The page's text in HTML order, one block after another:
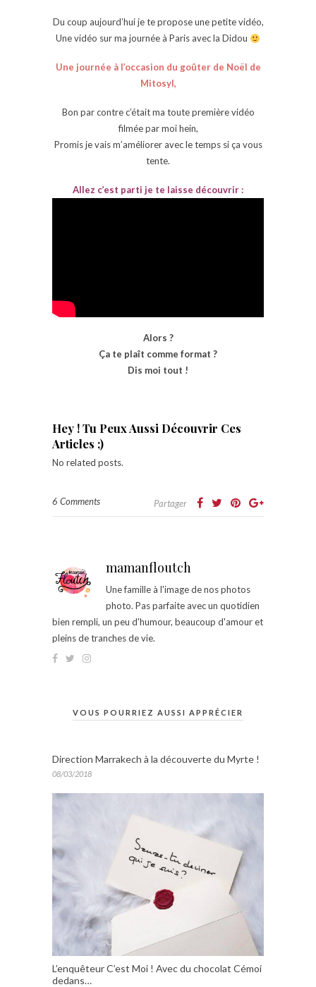
Du coup aujourd’hui je te propose une petite vidéo,
Une vidéo sur ma journée à Paris avec la Didou
Une journée à l’occasion du goûter de Noël de
Mitosyl,
Bon par contre c’était ma toute première vidéo
filmée par moi hein,
Promis je vais m’améliorer avec le temps si ça vous
tente.
Allez c’est parti je te laisse découvrir :
Alors ?
Ça te plaît comme format ?
Dis moi tout !
Hey ! Tu Peux Aussi Découvrir Ces
Articles ;)
No related posts.
6 Comments Partager
mamanfloutch
Une famille à l'image de nos photos
photo. Pas parfaite avec un quotidien
bien rempli, un peu d'humour, beaucoup d'amour et
pleins de tranches de vie.
VOUS POURRIEZ AUSSI APPRÉCIER
Direction Marrakech à la découverte du Myrte !
08/03/2018
L’enquêteur C’est Moi ! Avec du chocolat Cémoi
dedans…